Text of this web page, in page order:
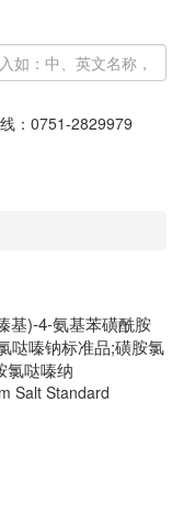
： 0751-2829979
基)-4-氨基苯磺酰胺
哒嗪钠标准品;磺胺氯
氯哒嗪纳
Salt Standard